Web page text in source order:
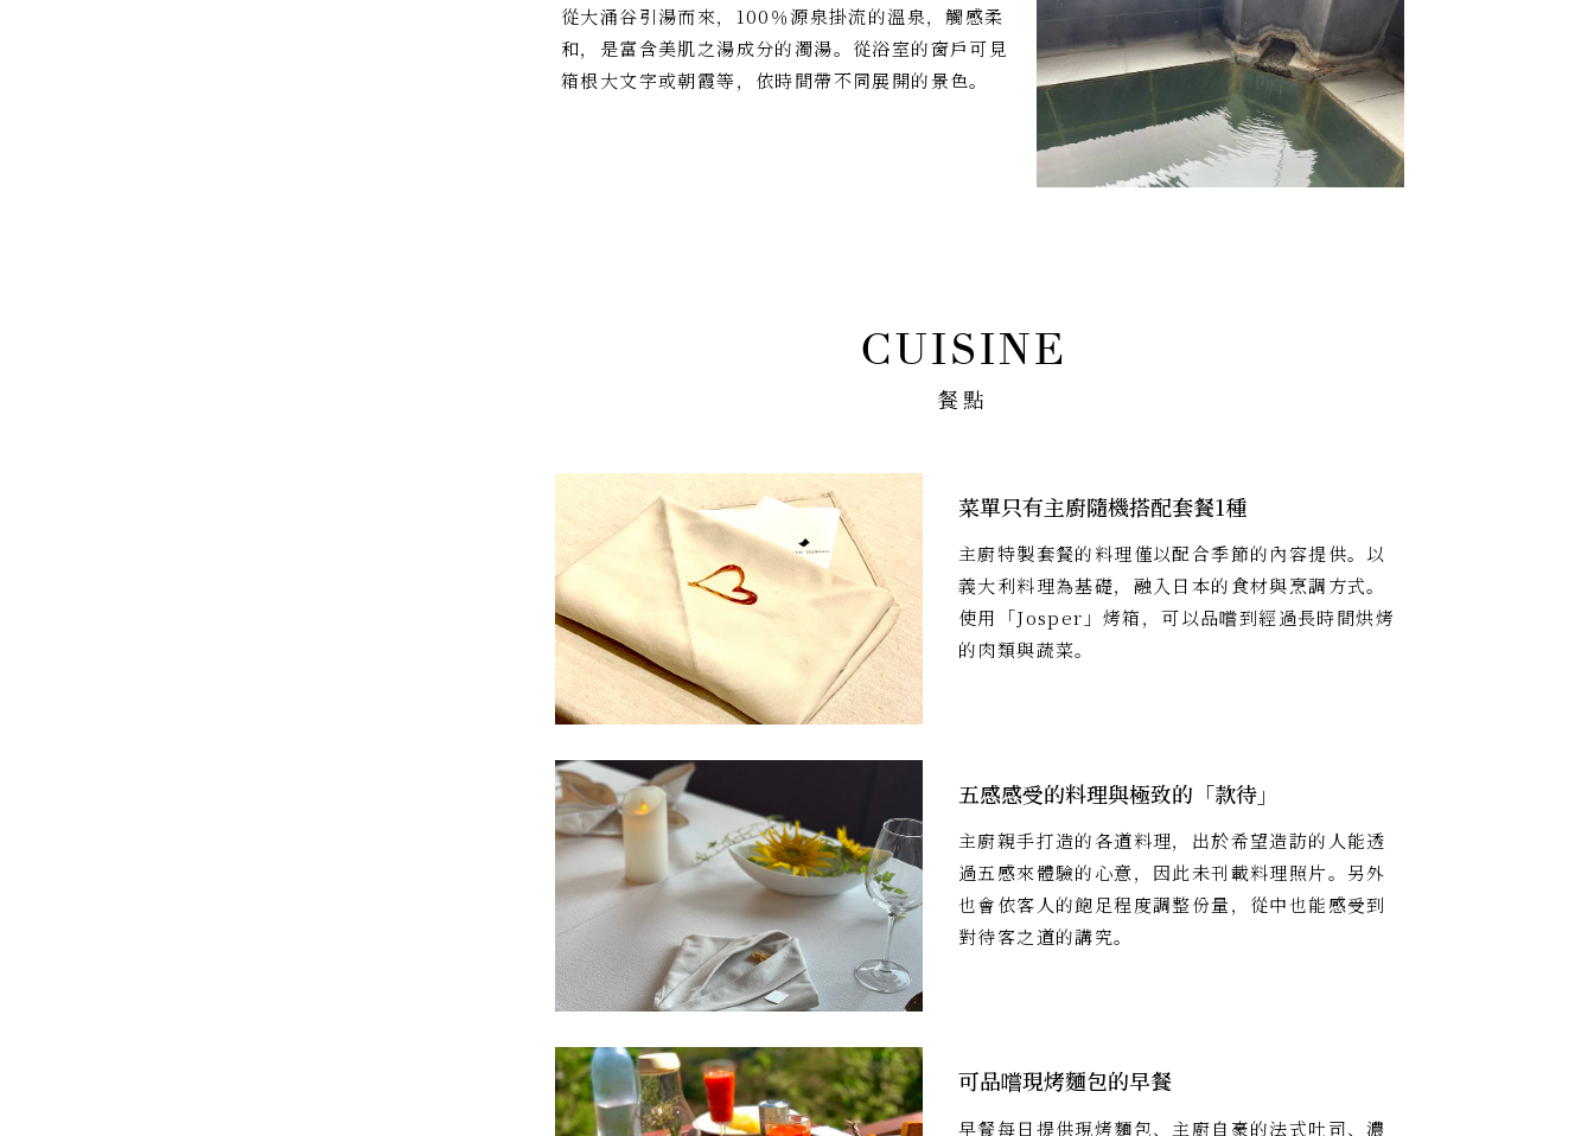
從大涌谷引湯而來，100％源泉掛流的溫泉，觸感柔
和，是富含美肌之湯成分的濁湯。從浴室的窗戶可見
箱根大文字或朝霞等，依時間帶不同展開的景色。
餐點
菜單只有主廚隨機搭配套餐1種
主廚特製套餐的料理僅以配合季節的內容提供。以
義大利料理為基礎，融入日本的食材與烹調方式。
使用「Josper」烤箱，可以品嚐到經過長時間烘烤
的肉類與蔬菜。
五感感受的料理與極致的「款待」
主廚親手打造的各道料理，出於希望造訪的人能透
過五感來體驗的心意，因此未刊載料理照片。另外
也會依客人的飽足程度調整份量，從中也能感受到
對待客之道的講究。
可品嚐現烤麵包的早餐
早餐每日提供現烤麵包、主廚自豪的法式吐司、濃